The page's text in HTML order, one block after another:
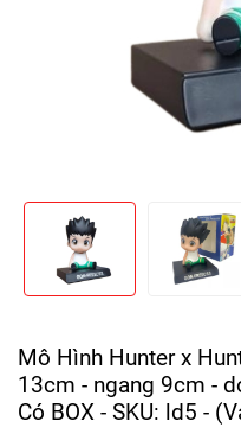
Mô Hình Hunter x
13cm - ngang 9cm -
Có BOX - SKU: ld5 -